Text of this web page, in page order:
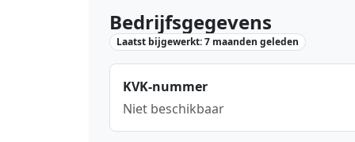
Bedrijfsgegevens
Laatst bijgewerkt: 7 maanden geleden
KVK-nummer
Niet beschikbaar